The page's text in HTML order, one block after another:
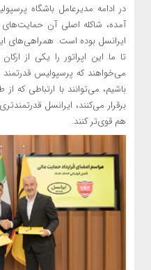
در ادامه مدیرعامل باشگاه
آمده، شاکله اصلی آن
ایرانسل بوده است. همراهی‌های
تا ما این اپراتور را یکی از
می‌خواهند که پرسپولیس قدرتمند
باشیم، می‌توانند با ارتباطی که
برقرار می‌کنند، ایرانسل
هم قوی‌تر کنند.